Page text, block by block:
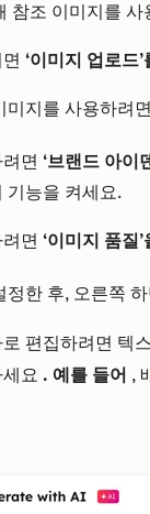
참조 이미지를 사
‘이미지 업로드’
미지를 사용하려면
면 ‘브랜드 아이
기능을 켜세요.
면 ‘이미지 품질’
한 후, 오른쪽 하
편집하려면 텍
요 . 예를 들어 ,